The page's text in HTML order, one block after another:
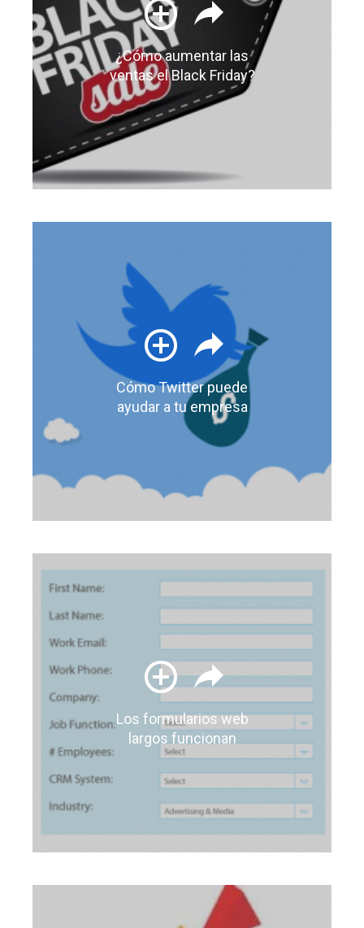
¿Cómo aumentar las
ventas el Black Friday?
Cómo Twitter puede
ayudar a tu empresa
Los formularios web
largos funcionan